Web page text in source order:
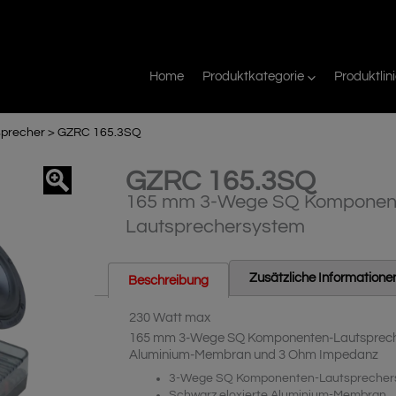
Home Produktkategorie
> GZRC 165.3SQ
GZRC 165.3SQ
165 mm 3-Wege SQ
Lautsprechersystem
Beschreibung Zusätzliche
230 Watt max
165 mm 3-Wege SQ Komponenten-
Aluminium-Membran und 3 Ohm Impedanz
3-Wege SQ Komponenten-